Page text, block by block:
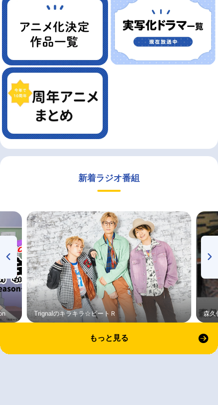
新着ラジオ番組
Trignalのキラキラ☆ビートＲ 森久
もっと見る